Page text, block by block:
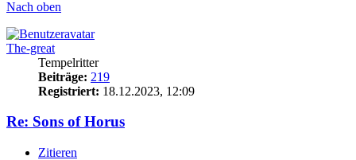
Nach oben
The-great
Tempelritter
Beiträge: 219
Registriert: 18.12.2023, 12:09
Re: Sons of Horus
Zitieren